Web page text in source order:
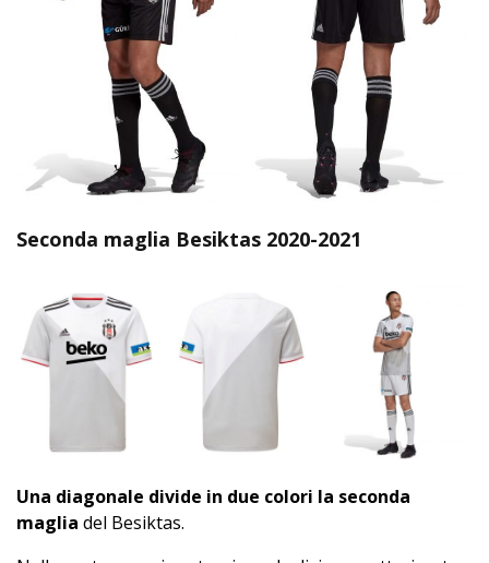
Seconda maglia Besiktas 2020-2021
Una diagonale divide in due colori la seconda
maglia del Besiktas.